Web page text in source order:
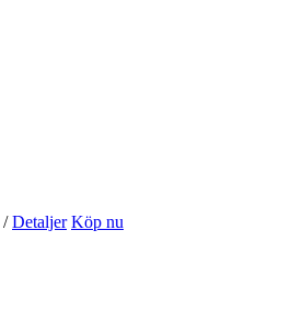
/ Detaljer Köp nu